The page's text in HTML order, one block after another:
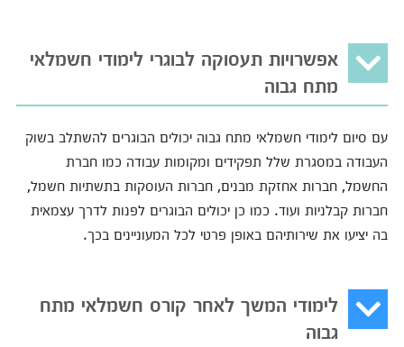
אפשרויות תעסוקה לבוגרי לימודי חשמלאי
מתח גבוה
עם סיום לימודי חשמלאי מתח גבוה יכולים הבוגרים להשתלב בשוק
העבודה במסגרת שלל תפקידים ומקומות עבודה כמו חברת
החשמל, חברות אחזקת מבנים, חברות העוסקות בתשתיות חשמל,
חברות קבלניות ועוד. כמו כן יכולים הבוגרים לפנות לדרך עצמאית
בה יציעו את שירותיהם באופן פרטי לכל המעוניינים בכך.
לימודי המשך לאחר קורס חשמלאי מתח
גבוה